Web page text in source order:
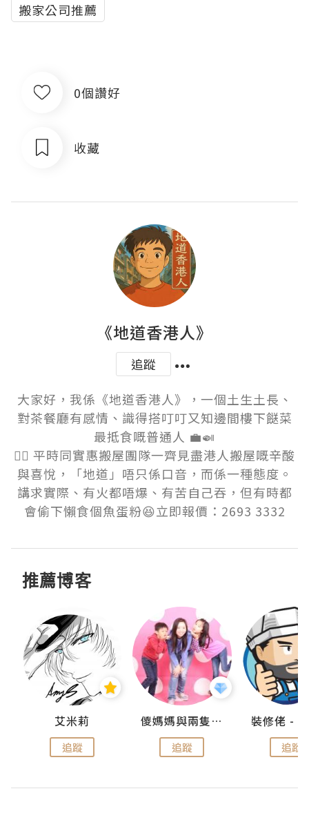
搬家公司推薦
0個讚好
收藏
《地道香港人》
追蹤
大家好，我係《地道香港人》，一個土生土長、
對茶餐廳有感情、識得搭叮叮又知邊間樓下餸菜
最抵食嘅普通人 💼🍛
👷‍♂️ 平時同實惠搬屋團隊一齊見盡港人搬屋嘅辛酸
與喜悅，「地道」唔只係口音，而係一種態度。
講求實際、有火都唔爆、有苦自己吞，但有時都
會偷下懶食個魚蛋粉😆立即報價：2693 3332
推薦博客
艾米莉
追蹤
儍媽媽與兩隻小魔怪之家
追蹤 追蹤